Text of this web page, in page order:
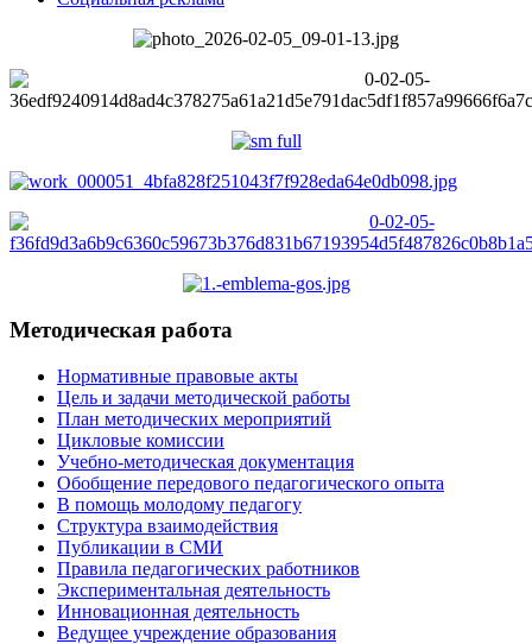
Методическая работа
Нормативные правовые акты
Цель и задачи методической работы
План методических мероприятий
Цикловые комиссии
Учебно-методическая документация
Обобщение передового педагогического опыта
В помощь молодому педагогу
Структура взаимодействия
Публикации в СМИ
Правила педагогических работников
Экспериментальная деятельность
Инновационная деятельность
Ведущее учреждение образования